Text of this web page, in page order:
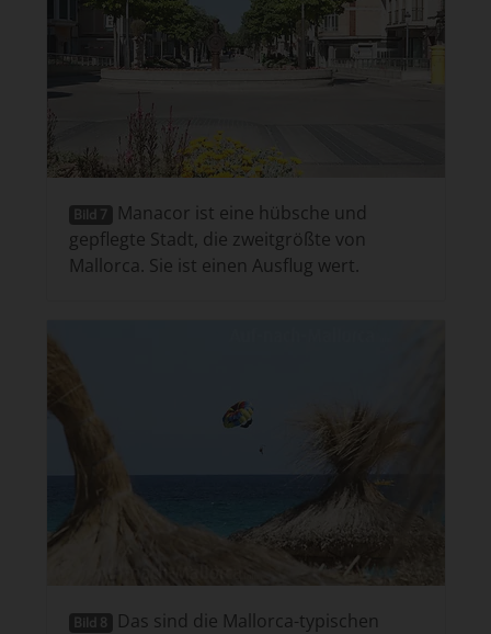
Bild 7
Manacor ist eine hübsche und
gepflegte Stadt, die zweitgrößte von
Mallorca. Sie ist einen Ausflug wert.
Bild 8
Das sind die Mallorca-typischen